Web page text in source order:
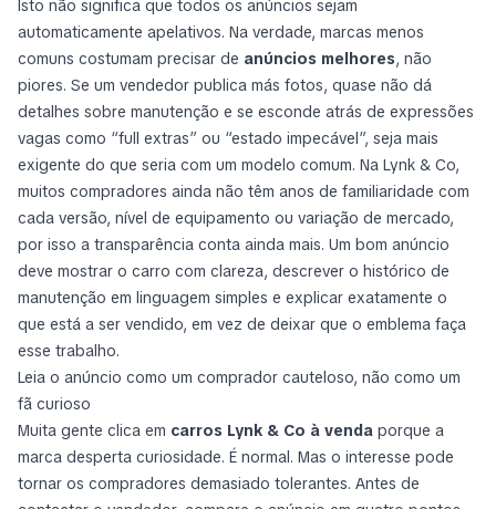
Isto não significa que todos os anúncios sejam
automaticamente apelativos. Na verdade, marcas menos
comuns costumam precisar de anúncios melhores, não
piores. Se um vendedor publica más fotos, quase não dá
detalhes sobre manutenção e se esconde atrás de expressões
vagas como “full extras” ou “estado impecável”, seja mais
exigente do que seria com um modelo comum. Na Lynk & Co,
muitos compradores ainda não têm anos de familiaridade com
cada versão, nível de equipamento ou variação de mercado,
por isso a transparência conta ainda mais. Um bom anúncio
deve mostrar o carro com clareza, descrever o histórico de
manutenção em linguagem simples e explicar exatamente o
que está a ser vendido, em vez de deixar que o emblema faça
esse trabalho.
Leia o anúncio como um comprador cauteloso, não como um
fã curioso
Muita gente clica em carros Lynk & Co à venda porque a
marca desperta curiosidade. É normal. Mas o interesse pode
tornar os compradores demasiado tolerantes. Antes de